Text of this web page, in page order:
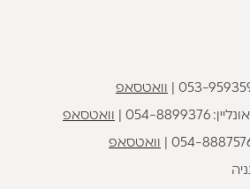
053- וואטסאפ
054-8899376 וואטסאפ
054- וואטסאפ